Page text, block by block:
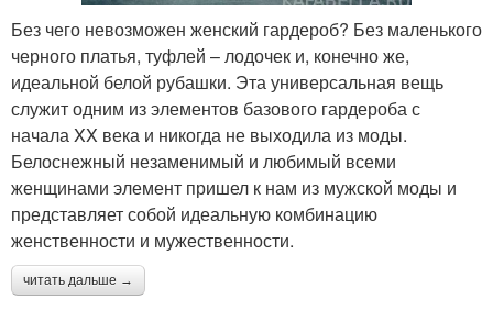
Без чего невозможен женский гардероб? Без маленького
черного платья, туфлей – лодочек и, конечно же,
идеальной белой рубашки. Эта универсальная вещь
служит одним из элементов базового гардероба с
начала XX века и никогда не выходила из моды.
Белоснежный незаменимый и любимый всеми
женщинами элемент пришел к нам из мужской моды и
представляет собой идеальную комбинацию
женственности и мужественности.
читать дальше →